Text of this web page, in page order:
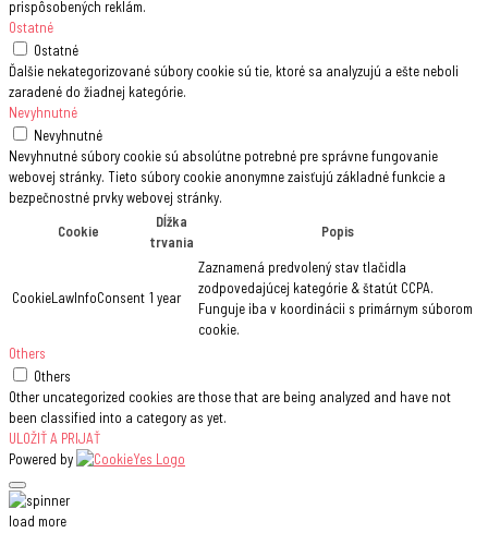
prispôsobených reklám.
Ostatné
Ostatné
Ďalšie nekategorizované súbory cookie sú tie, ktoré sa analyzujú a ešte neboli
zaradené do žiadnej kategórie.
Nevyhnutné
Nevyhnutné
Nevyhnutné súbory cookie sú absolútne potrebné pre správne fungovanie
webovej stránky. Tieto súbory cookie anonymne zaisťujú základné funkcie a
bezpečnostné prvky webovej stránky.
Cookie
Dĺžka
trvania
Popis
CookieLawInfoConsent 1 year
Zaznamená predvolený stav tlačidla
zodpovedajúcej kategórie & štatút CCPA.
Funguje iba v koordinácii s primárnym súborom
cookie.
Others
Others
Other uncategorized cookies are those that are being analyzed and have not
been classified into a category as yet.
ULOŽIŤ A PRIJAŤ
Powered by
load more